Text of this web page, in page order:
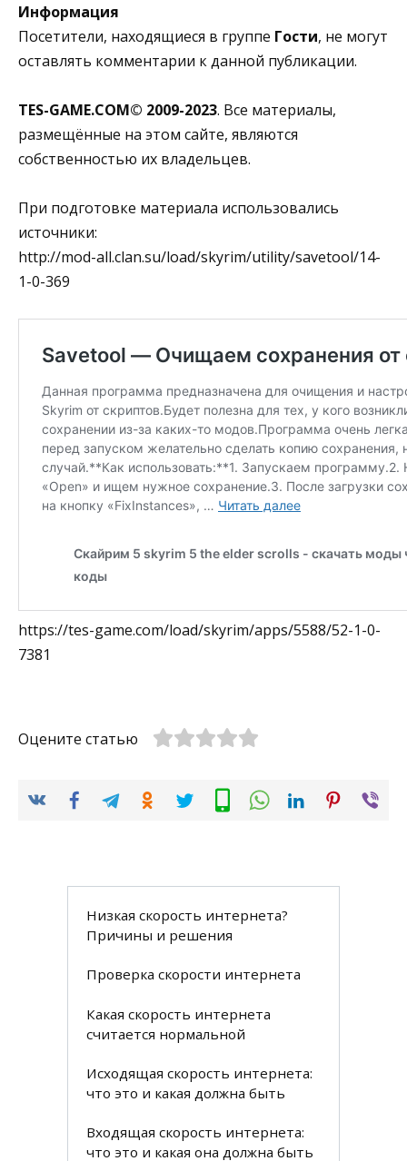
Информация
Посетители, находящиеся в группе Гости, не могут
оставлять комментарии к данной публикации.
TES-GAME.COM© 2009-2023. Все материалы,
размещённые на этом сайте, являются
собственностью их владельцев.
При подготовке материала использовались
источники:
http://mod-all.clan.su/load/skyrim/utility/savetool/14-
1-0-369
https://tes-game.com/load/skyrim/apps/5588/52-1-0-
7381
Оцените статью
Низкая скорость интернета?
Причины и решения
Проверка скорости интернета
Какая скорость интернета
считается нормальной
Исходящая скорость интернета:
что это и какая должна быть
Входящая скорость интернета:
что это и какая она должна быть